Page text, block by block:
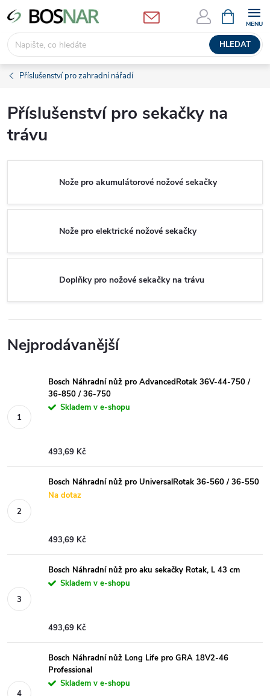
Přejít
na
obsah
HLEDAT
NÁKUPNÍ
KOŠÍK
Příslušenství pro zahradní nářadí
Příslušenství pro sekačky na
trávu
Nože pro akumulátorové nožové sekačky
Nože pro elektrické nožové sekačky
Doplňky pro nožové sekačky na trávu
Nejprodávanější
Bosch Náhradní nůž pro AdvancedRotak 36V-44-750 /
36-850 / 36-750
Skladem v e-shopu
493,69 Kč
Bosch Náhradní nůž pro UniversalRotak 36-560 / 36-550
Na dotaz
493,69 Kč
Bosch Náhradní nůž pro aku sekačky Rotak, L 43 cm
Skladem v e-shopu
493,69 Kč
Bosch Náhradní nůž Long Life pro GRA 18V2-46
Professional
Skladem v e-shopu